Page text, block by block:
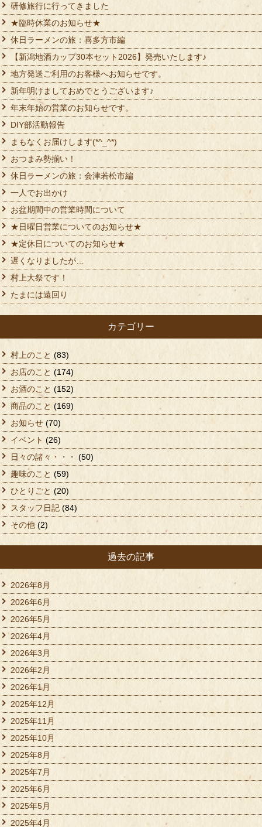
研修旅行に行ってきました
★臨時休業のお知らせ★
休日ラーメンの旅：喜多方市編
【新潟地酒カップ30本セット2026】発売いたします♪
地方発送ご利用のお客様へお知らせです。
新年明けましておめでとうございます♪
年末年始の営業のお知らせです。
DIY部活動報告
まもなくお届けします(*^_^*)
おつまみ勢揃い！
休日ラーメンの旅：会津若松市編
一人でお出かけ
お盆期間中の営業時間について
★日曜日営業についてのお知らせ★
★定休日についてのお知らせ★
遅くなりましたが…
村上大祭です！
たまには遠回り
カテゴリー
村上のこと (83)
お店のこと (174)
お酒のこと (152)
商品のこと (169)
お知らせ (70)
イベント (26)
日々の諸々・・・ (50)
趣味のこと (59)
ひとりごと (20)
スタッフ日記 (84)
その他 (2)
過去の記事
2026年8月
2026年6月
2026年5月
2026年4月
2026年3月
2026年2月
2026年1月
2025年12月
2025年11月
2025年10月
2025年8月
2025年7月
2025年6月
2025年5月
2025年4月